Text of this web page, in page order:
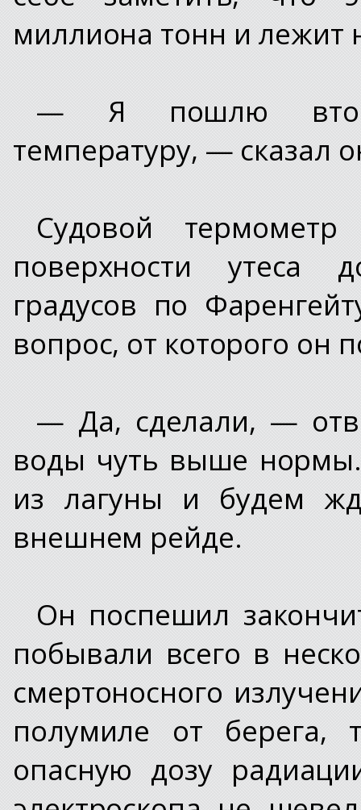
миллиона тонн и лежит
— Я пошлю
температуру, — сказал
Судовой
поверхности утеса
градусов по
вопрос, от которого он
— Да, сделали, —
воды чуть выше
из лагуны и будем
внешнем рейде.
Он поспешил
побывали всего в
смертоносного
полумиле от берега,
опасную дозу